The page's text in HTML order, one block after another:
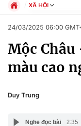
Chuyên mục
Chính trị
Xã hội
XÃ HỘI
Xã hội
Pháp luật
Thể thao
Văn hóa - Giải
Đời sống
24/03/2025 06:00
Mộc Châu
màu cao
Duy Trung
Nghe đọc bài 2:35